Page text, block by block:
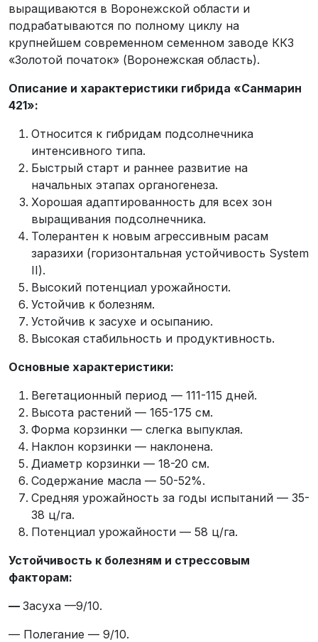
выращиваются в Воронежской области и
подрабатываются по полному циклу на
крупнейшем современном семенном заводе ККЗ
«Золотой початок» (Воронежская область).
Описание и характеристики гибрида «Санмарин
421»:
Относится к гибридам подсолнечника
интенсивного типа.
Быстрый старт и раннее развитие на
начальных этапах органогенеза.
Хорошая адаптированность для всех зон
выращивания подсолнечника.
Толерантен к новым агрессивным расам
заразихи (горизонтальная устойчивость System
II).
Высокий потенциал урожайности.
Устойчив к болезням.
Устойчив к засухе и осыпанию.
Высокая стабильность и продуктивность.
Основные характеристики:
Вегетационный период — 111-115 дней.
Высота растений — 165-175 см.
Форма корзинки — слегка выпуклая.
Наклон корзинки — наклонена.
Диаметр корзинки — 18-20 см.
Содержание масла — 50-52%.
Средняя урожайность за годы испытаний — 35-
38 ц/га.
Потенциал урожайности — 58 ц/га.
Устойчивость к болезням и стрессовым
факторам:
— Засуха —9/10.
— Полегание — 9/10.